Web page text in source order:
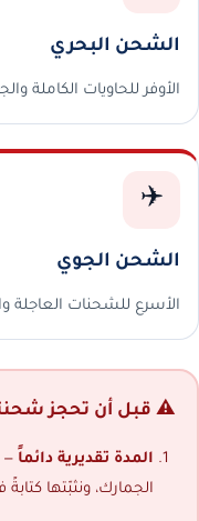
الشحن البحري
الأوفر للحاويات الكاملة
✈️
الشحن الجوي
الأسرع للشحنات العاجلة
⚠️ قبل أن تحجز
المدة تقديرية دائماً —
الجمارك، ونثبّتها